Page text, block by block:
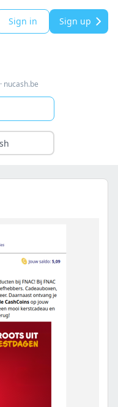
Sign in Sign up
· nucash.be